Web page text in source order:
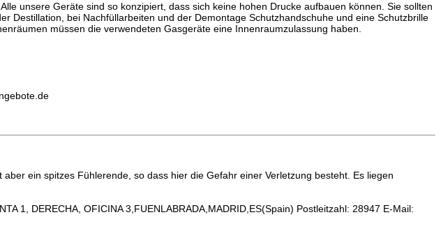
unsere Geräte sind so konzipiert, dass sich keine hohen Drucke aufbauen können. Sie sollten
Destillation, bei Nachfüllarbeiten und der Demontage Schutzhandschuhe und eine Schutzbrille
müssen die verwendeten Gasgeräte eine Innenraumzulassung haben.
ein spitzes Fühlerende, so dass hier die Gefahr einer Verletzung besteht. Es liegen
1, DERECHA, OFICINA 3,FUENLABRADA,MADRID,ES(Spain) Postleitzahl: 28947 E-Mail: